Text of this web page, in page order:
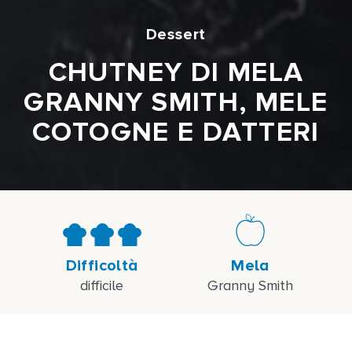
Dessert
CHUTNEY DI MELA
GRANNY SMITH, MELE
COTOGNE E DATTERI
Difficoltà
difficile
Mela
Granny Smith